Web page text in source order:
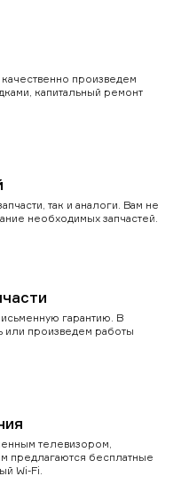
произведем
капитальный ремонт
так и аналоги. Вам не
необходимых запчастей.
гарантию. В
или произведем работы
телевизором,
предлагаются бесплатные
Wi-Fi.